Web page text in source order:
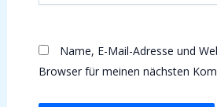
Name, E-Mail-Adresse und
Browser für meinen nächsten